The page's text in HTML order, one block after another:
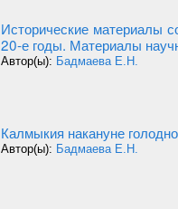
Исторические материалы
20-е годы. Материалы
Автор(ы): Бадмаева Е.Н.
Калмыкия накануне
Автор(ы): Бадмаева Е.Н.